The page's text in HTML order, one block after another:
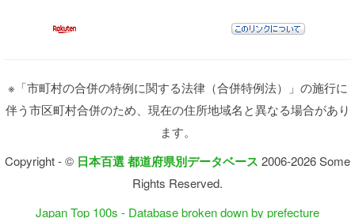
※「市町村の合併の特例に関する法律（合併特例法）」の施行に
伴う市区町村合併のため、現在の住所地域名と異なる場合があり
ます。
Copyright - © 日本百選 都道府県別データベース 2006-2026 Some
Rights Reserved.
Japan Top 100s - Database broken down by prefecture